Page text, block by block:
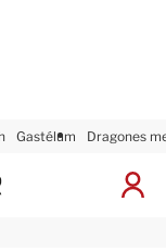
Gastélum Dragones
I
x